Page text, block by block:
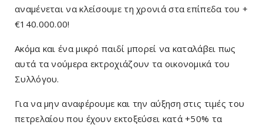
αναμένεται να κλείσουμε τη χρονιά στα επίπεδα του +
€140.000.00!
Ακόμα και ένα μικρό παιδί μπορεί να καταλάβει πως
αυτά τα νούμερα εκτροχιάζουν τα οικονομικά του
Συλλόγου.
Για να μην αναφέρουμε και την αύξηση στις τιμές του
πετρελαίου που έχουν εκτοξεύσει κατά +50% τα